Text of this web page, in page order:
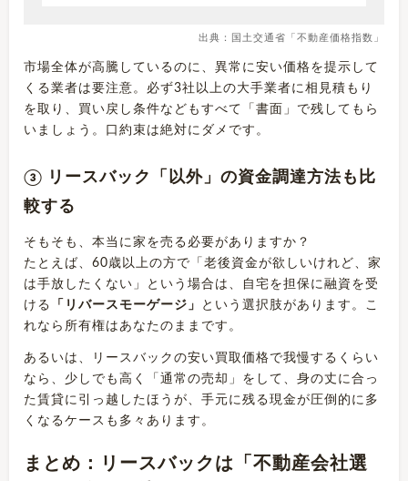
出典： 国土交通省「不動産価格指数」
市場全体が高騰しているのに、異常に安い価格を提示して
くる業者は要注意。必ず3社以上の大手業者に相見積もり
を取り、買い戻し条件などもすべて「書面」で残してもら
いましょう。口約束は絶対にダメです。
③ リースバック「以外」の資金調達方法も比
較する
そもそも、本当に家を売る必要がありますか？
たとえば、60歳以上の方で「老後資金が欲しいけれど、家
は手放したくない」という場合は、自宅を担保に融資を受
ける
「リバースモーゲージ」
という選択肢があります。こ
れなら所有権はあなたのままです。
あるいは、リースバックの安い買取価格で我慢するくらい
なら、少しでも高く「通常の売却」をして、身の丈に合っ
た賃貸に引っ越したほうが、手元に残る現金が圧倒的に多
くなるケースも多々あります。
まとめ：リースバックは「不動産会社選